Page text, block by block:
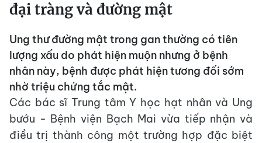
đại tràng và đường mật
Ung thư đường mật trong gan thường có tiên
lượng xấu do phát hiện muộn nhưng ở bệnh
nhân này, bệnh được phát hiện tương đối sớm
nhờ triệu chứng tắc mật.
Các bác sĩ Trung tâm Y học hạt nhân và Ung
bướu - Bệnh viện Bạch Mai vừa tiếp nhận và
điều trị thành công một trường hợp đặc biệt